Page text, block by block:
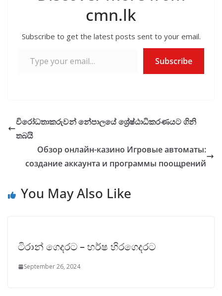
cmn.lk
Subscribe to get the latest posts sent to your email.
Subscribe
විරෝධතාකරුවන් නේපාලයේ ශ්‍රේෂ්ඨාධිකරණයට ගිනි
තබයි
Обзор онлайн-казино Игровые автоматы:
создание аккаунта и программы поощрений
You May Also Like
ටිරාන් ගෙදරට – හර්ෂ හිරගෙදරට
September 26, 2024